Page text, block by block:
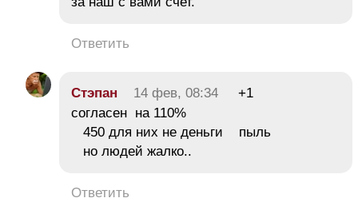
Ответить
Стэпан 14 фев, 08:34
+1
согласен на 110%
450 для них не деньги пыль
но людей жалко..
Ответить